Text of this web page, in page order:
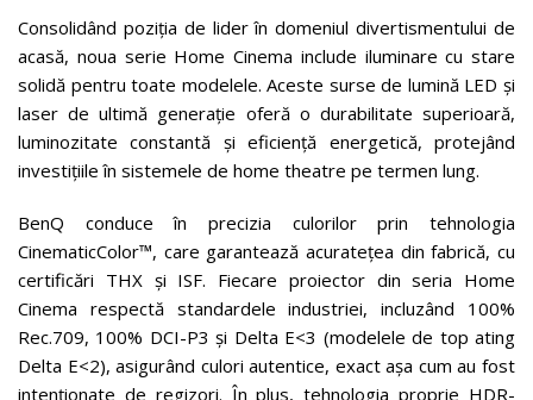
Consolidând poziția de lider în domeniul divertismentului de
acasă, noua serie Home Cinema include iluminare cu stare
solidă pentru toate modelele. Aceste surse de lumină LED și
laser de ultimă generație oferă o durabilitate superioară,
luminozitate constantă și eficiență energetică, protejând
investițiile în sistemele de home theatre pe termen lung.
BenQ conduce în precizia culorilor prin tehnologia
CinematicColor™, care garantează acuratețea din fabrică, cu
certificări THX și ISF. Fiecare proiector din seria Home
Cinema respectă standardele industriei, incluzând 100%
Rec.709, 100% DCI-P3 și Delta E<3 (modelele de top ating
Delta E<2), asigurând culori autentice, exact așa cum au fost
intenționate de regizori. În plus, tehnologia proprie HDR-